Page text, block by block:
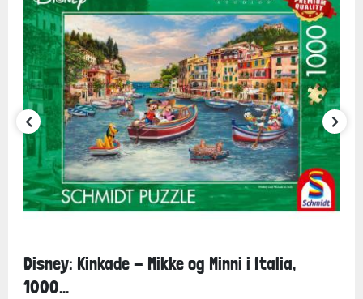
Disney: Kinkade - Mikke og Minni i Italia,
1000...